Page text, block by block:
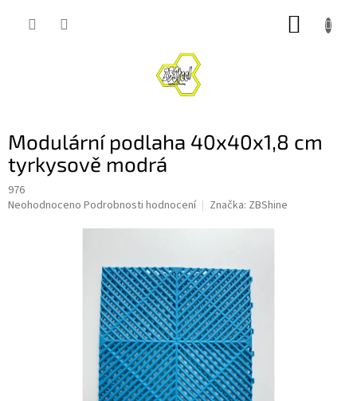
Modulární podlaha 40x40x1,8 cm
tyrkysově modrá
976
Průměrné
Neohodnoceno Podrobnosti hodnocení Značka: ZBShine